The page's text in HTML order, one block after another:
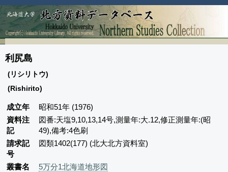
利尻島
(リシリトウ)
(Rishirito)
成立年
昭和51年 (1976)
資料注
記
図番:天塩9,10,13,14号,測量年:大.12,修正測量年:(昭
49),備考:4色刷
請求記
号
図類1402(177) (北大北方資料室)
叢書名
5万分1北海道地形図